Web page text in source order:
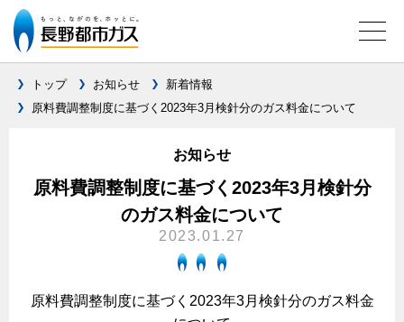
料金表
ご請求とお支払いについて
設備別に比較する
ガスコンロとIHクッキングヒーターの比較
調理性
オススメの商品一覧
キッチンをリフォーム
トップ お知らせ
新着情報
原料費調整制度に基づく2023年3月検針分のガス料金について
お知らせ
原料費調整制度に基づく2023年3月検針分
のガス料金について
2023.01.27
原料費調整制度に基づく2023年3月検針分のガス料金